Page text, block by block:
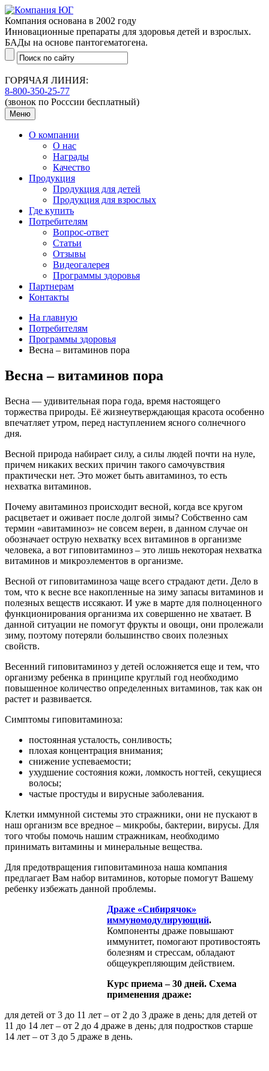
Компания основана в 2002 году
Инновационные препараты для здоровья детей и взрослых.
БАДы на основе пантогематогена.
ГОРЯЧАЯ ЛИНИЯ:
8-800-350-25-77
(звонок по Росссии бесплатный)
Меню
О компании
О нас
Награды
Качество
Продукция
Продукция для детей
Продукция для взрослых
Где купить
Потребителям
Вопрос-ответ
Статьи
Отзывы
Видеогалерея
Программы здоровья
Партнерам
Контакты
На главную
Потребителям
Программы здоровья
Весна – витаминов пора
Весна – витаминов пора
Весна — удивительная пора года, время настоящего
торжества природы. Её жизнеутверждающая красота особенно
впечатляет утром, перед наступлением ясного солнечного
дня.
Весной природа набирает силу, а силы людей почти на нуле,
причем никаких веских причин такого самочувствия
практически нет. Это может быть авитаминоз, то есть
нехватка витаминов.
Почему авитаминоз происходит весной, когда все кругом
расцветает и оживает после долгой зимы? Собственно сам
термин «авитаминоз» не совсем верен, в данном случае он
обозначает острую нехватку всех витаминов в организме
человека, а вот гиповитаминоз – это лишь некоторая нехватка
витаминов и микроэлементов в организме.
Весной от гиповитаминоза чаще всего страдают дети. Дело в
том, что к весне все накопленные на зиму запасы витаминов и
полезных веществ иссякают. И уже в марте для полноценного
функционирования организма их совершенно не хватает. В
данной ситуации не помогут фрукты и овощи, они пролежали
зиму, поэтому потеряли большинство своих полезных
свойств.
Весенний гиповитаминоз у детей осложняется еще и тем, что
организму ребенка в принципе круглый год необходимо
повышенное количество определенных витаминов, так как он
растет и развивается.
Симптомы гиповитаминоза:
постоянная усталость, сонливость;
плохая концентрация внимания;
снижение успеваемости;
ухудшение состояния кожи, ломкость ногтей, секущиеся
волосы;
частые простуды и вирусные заболевания.
Клетки иммунной системы это стражники, они не пускают в
наш организм все вредное – микробы, бактерии, вирусы. Для
того чтобы помочь нашим стражникам, необходимо
принимать витамины и минеральные вещества.
Для предотвращения гиповитаминоза наша компания
предлагает Вам набор витаминов, которые помогут Вашему
ребенку избежать данной проблемы.
Драже «Сибирячок»
иммуномодулирующий.
Компоненты драже повышают
иммунитет, помогают противостоять
болезням и стрессам, обладают
общеукрепляющим действием.
Курс приема – 30 дней. Схема
применения драже:
для детей от 3 до 11 лет – от 2 до 3 драже в день; для детей от
11 до 14 лет – от 2 до 4 драже в день; для подростков старше
14 лет – от 3 до 5 драже в день.